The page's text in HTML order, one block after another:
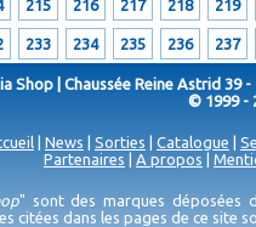
215 216 217 218 219
233 234 235 236 237
Shop | Chaussée Reine Astrid 39 -
© 1999 -
News Sorties Catalogue
Partenaires
A propos
" sont des marques déposées
citées dans les pages de ce site